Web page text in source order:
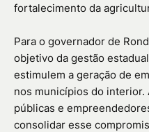
fortalecimento da
Para o governador de
objetivo da gestão
estimulem a geração de
nos municípios do
públicas e
consolidar esse